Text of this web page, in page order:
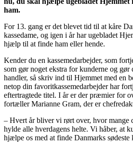
ham.
For 13. gang er det blevet tid til at kåre
kassedame, og igen i år har ugebladet
hjælp til at finde ham eller hende.
Kender du en kassemedarbejder, som
som gør noget ekstra for kunderne og gør
handler, så skriv ind til Hjemmet med en
netop din favoritkassemedarbejder har
eftertragtede titel. I år er der præmier for
fortæller Marianne Gram, der er
– Hvert år bliver vi rørt over, hvor mange
hylde alle hverdagens helte. Vi håber, at
hjælpe os med at finde Danmarks sødeste